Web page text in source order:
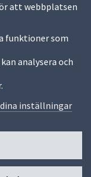
att webbplatsen
funktioner som
analysera och
dina inställningar